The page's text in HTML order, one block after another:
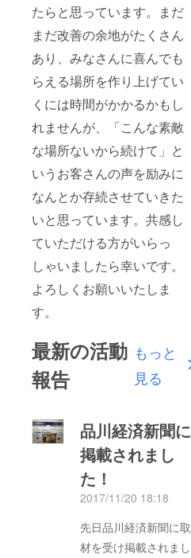
たらと思っています。まだ
まだ改善の余地がたくさん
あり、みなさんに喜んでも
らえる場所を作り上げてい
くには時間がかかるかもし
れませんが、「こんな素敵
な場所ないから続けて」と
いうお客さんの声を励みに
なんとか存続させていきた
いと思っています。共感し
ていただける方がいらっ
しゃいましたら幸いです。
よろしくお願いいたしま
す。
最新の活動
報告
もっと
見る
品川経済新聞に
掲載されまし
た！
2017/11/20 18:18
先日品川経済新聞に取
材を受け掲載されまし